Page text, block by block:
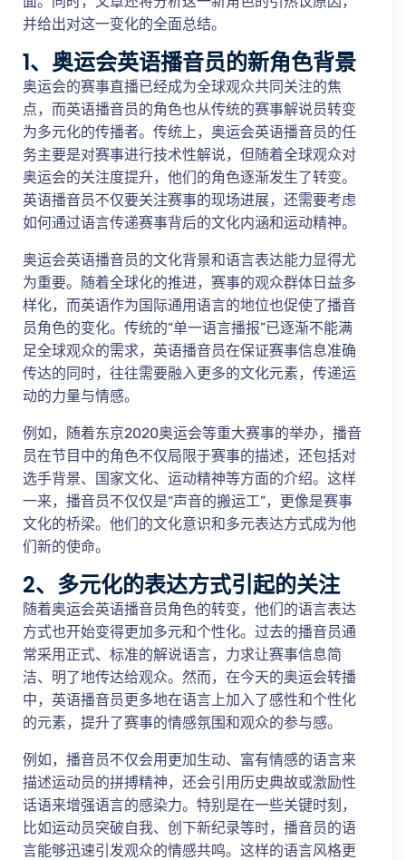
并给出对这一变化的全面总结。
1、奥运会英语播音员的新角色背景
奥运会的赛事直播已经成为全球观众共同关注的焦
点，而英语播音员的角色也从传统的赛事解说员转变
为多元化的传播者。传统上，奥运会英语播音员的任
务主要是对赛事进行技术性解说，但随着全球观众对
奥运会的关注度提升，他们的角色逐渐发生了转变。
英语播音员不仅要关注赛事的现场进展，还需要考虑
如何通过语言传递赛事背后的文化内涵和运动精神。
奥运会英语播音员的文化背景和语言表达能力显得尤
为重要。随着全球化的推进，赛事的观众群体日益多
样化，而英语作为国际通用语言的地位也促使了播音
员角色的变化。传统的“单一语言播报”已逐渐不能满
足全球观众的需求，英语播音员在保证赛事信息准确
传达的同时，往往需要融入更多的文化元素，传递运
动的力量与情感。
例如，随着东京2020奥运会等重大赛事的举办，播音
员在节目中的角色不仅局限于赛事的描述，还包括对
选手背景、国家文化、运动精神等方面的介绍。这样
一来，播音员不仅仅是“声音的搬运工”，更像是赛事
文化的桥梁。他们的文化意识和多元表达方式成为他
们新的使命。
2、多元化的表达方式引起的关注
随着奥运会英语播音员角色的转变，他们的语言表达
方式也开始变得更加多元和个性化。过去的播音员通
常采用正式、标准的解说语言，力求让赛事信息简
洁、明了地传达给观众。然而，在今天的奥运会转播
中，英语播音员更多地在语言上加入了感性和个性化
的元素，提升了赛事的情感氛围和观众的参与感。
例如，播音员不仅会用更加生动、富有情感的语言来
描述运动员的拼搏精神，还会引用历史典故或激励性
话语来增强语言的感染力。特别是在一些关键时刻，
比如运动员突破自我、创下新纪录等时，播音员的语
言能够迅速引发观众的情感共鸣。这样的语言风格更